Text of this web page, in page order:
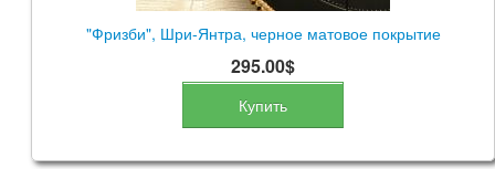
"Фризби", Шри-Янтра, черное матовое покрытие
295.00$
Купить